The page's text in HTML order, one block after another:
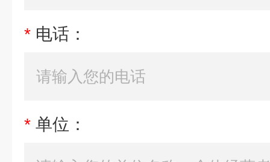
* 电话：
* 单位：